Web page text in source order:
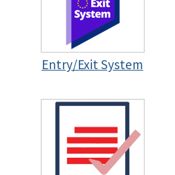
Entry/Exit System